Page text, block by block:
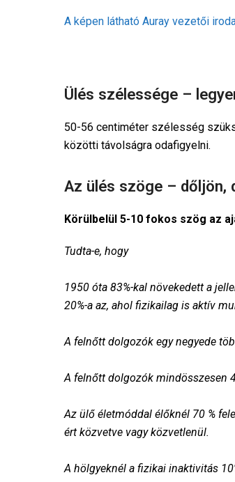
A képen látható Auray vezetői
Ülés szélessége –
50-56 centiméter szélesség
közötti távolságra odafigyelni.
Az ülés szöge – dőljön,
Körülbelül 5-10 fokos szög az
1950 óta 83%-kal növekedett a
Az ülő életmóddal élőknél 70 %